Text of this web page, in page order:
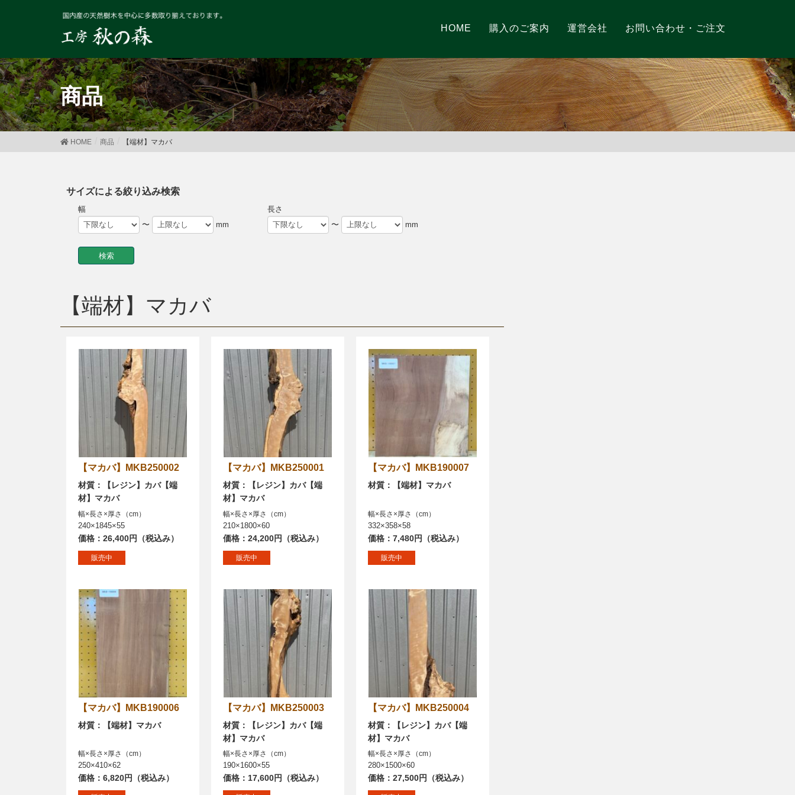
HOME 購入のご案内 運営会社 お問い合わせ・ご注文
商品
HOME 商品 【端材】マカバ
サイズによる絞り込み検索
幅
〜
mm
長さ
〜
mm
【端材】マカバ
【マカバ】MKB250002
材質：【レジン】カバ【端
材】マカバ
幅×長さ×厚さ（cm）
240×1845×55
価格：26,400円（税込み）
販売中
【マカバ】MKB250001
材質：【レジン】カバ【端
材】マカバ
幅×長さ×厚さ（cm）
210×1800×60
価格：24,200円（税込み）
販売中
【マカバ】MKB190007
材質：【端材】マカバ
幅×長さ×厚さ（cm）
332×358×58
価格：7,480円（税込み）
販売中
【マカバ】MKB190006
材質：【端材】マカバ
幅×長さ×厚さ（cm）
250×410×62
価格：6,820円（税込み）
【マカバ】MKB250003
材質：【レジン】カバ【端
材】マカバ
幅×長さ×厚さ（cm）
190×1600×55
価格：17,600円（税込み）
【マカバ】MKB250004
材質：【レジン】カバ【端
材】マカバ
幅×長さ×厚さ（cm）
280×1500×60
価格：27,500円（税込み）